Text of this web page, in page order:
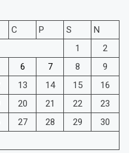
C P S
N
1
2
6 7 8
9
13 14 15
16
20 21 22
23
27 28 29
30